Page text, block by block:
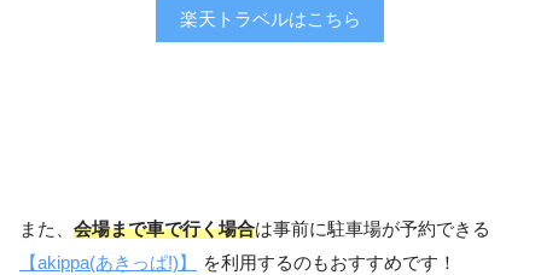
楽天トラベルはこちら
また、 会場まで車で行く場合は事前に駐車場が予約できる
【akippa(あきっぱ!)】
を利用するのもおすすめです！